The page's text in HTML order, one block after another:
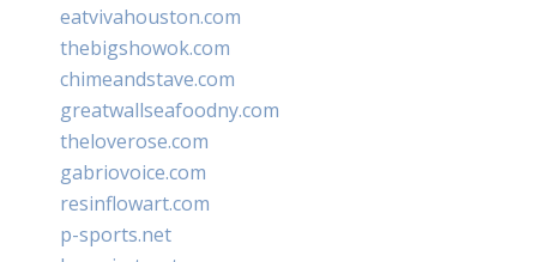
eatvivahouston.com
thebigshowok.com
chimeandstave.com
greatwallseafoodny.com
theloverose.com
gabriovoice.com
resinflowart.com
p-sports.net